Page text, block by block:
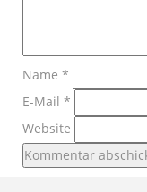
Name *
E-Mail *
Website